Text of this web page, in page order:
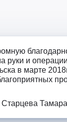
руки и
в марте
Старцева